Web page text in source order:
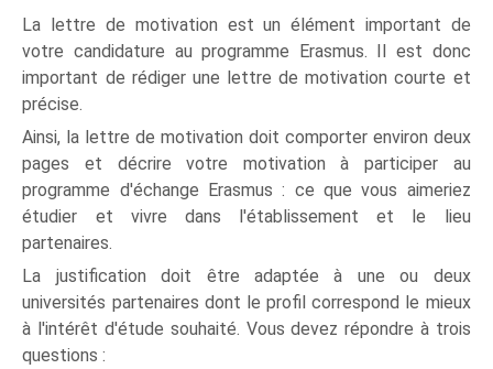
La lettre de motivation est un élément important de
votre candidature au programme Erasmus. Il est donc
important de rédiger une lettre de motivation courte et
précise.
Ainsi, la lettre de motivation doit comporter environ deux
pages et décrire votre motivation à participer au
programme d'échange Erasmus : ce que vous aimeriez
étudier et vivre dans l'établissement et le lieu
partenaires.
La justification doit être adaptée à une ou deux
universités partenaires dont le profil correspond le mieux
à l'intérêt d'étude souhaité. Vous devez répondre à trois
questions :